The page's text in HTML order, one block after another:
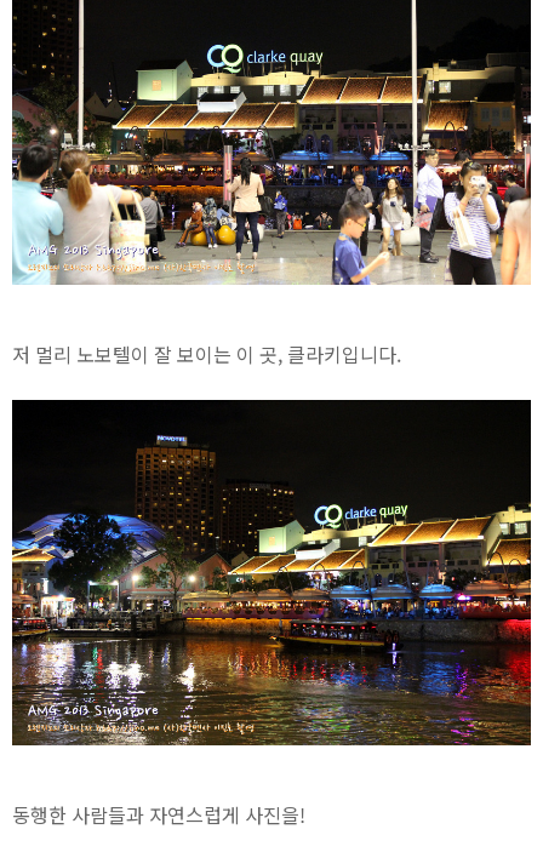
저 멀리 노보텔이 잘 보이는 이 곳, 클라키입니다.
동행한 사람들과 자연스럽게 사진을!